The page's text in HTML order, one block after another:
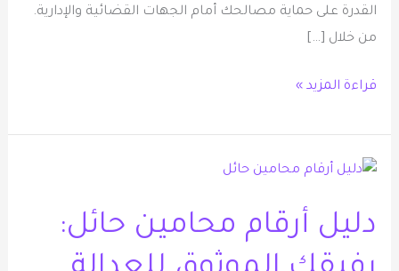
القدرة على حماية مصالحك أمام الجهات القضائية والإدارية.
من خلال […]
قراءة المزيد »
دليل أرقام محامين حائل:
دليل
محامين
حائل: